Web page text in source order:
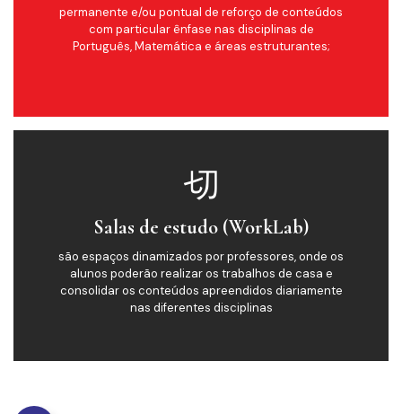
permanente e/ou pontual de reforço de conteúdos
com particular ênfase nas disciplinas de
Português, Matemática e áreas estruturantes;
Salas de estudo (WorkLab)
são espaços dinamizados por professores, onde os
alunos poderão realizar os trabalhos de casa e
consolidar os conteúdos apreendidos diariamente
nas diferentes disciplinas